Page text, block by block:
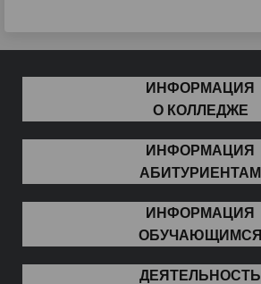
ИНФОРМАЦИЯ
О КОЛЛЕДЖЕ
ИНФОРМАЦИЯ
АБИТУРИЕНТАМ
ИНФОРМАЦИЯ
ОБУЧАЮЩИМСЯ
ДЕЯТЕЛЬНОСТЬ